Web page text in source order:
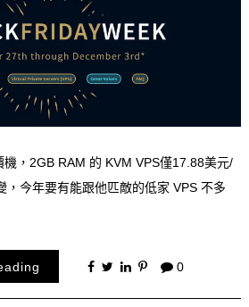
，2GB RAM 的 KVM VPS僅17.88美元/
，今年要有能跟他匹敵的低家 VPS 不多
0